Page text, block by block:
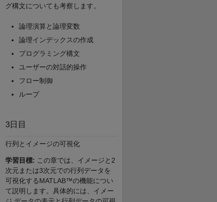
グ構文についても考察します。
論理演算と論理変数
論理インデックスの作成
プログラミング構文
ユーザーの対話的操作
フロー制御
ループ
3日目
行列とイメージの可視化
学習目標: この章では、イメージと2
次元または3次元での行列データを
可視化するMATLAB™の機能につい
て説明します。具体的には、イメー